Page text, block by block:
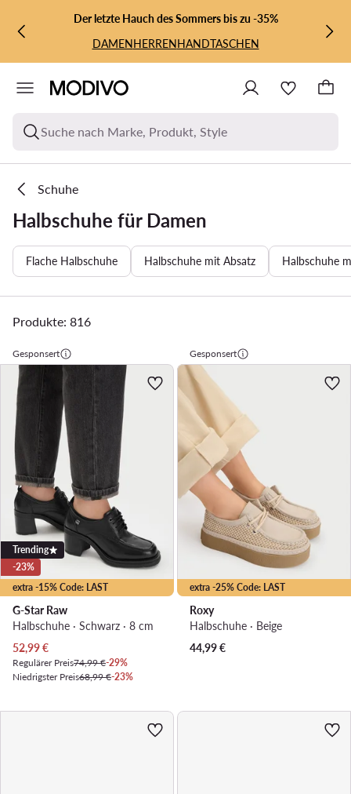
ZUM HAUPTINHALT SPRINGEN
ZUR SUCHEDer letzte Hauch des Sommers bis zu -35%
DAMENHERRENHANDTASCHEN
Suche nach Marke, Produkt, Style
Schuhe
Halbschuhe für Damen
Flache Halbschuhe Halbschuhe mit Absatz Halbschuhe
Produkte: 816
Gesponsert
extra -15% Code: LAST
Trending
-23%
G-Star Raw
Halbschuhe · Schwarz · 8 cm
Aktueller Preis
52,99€
Regulärer Preis74,99 €-29%
Niedrigster Preis68,99 €-23%
Gesponsert
extra -25% Code: LAST
Roxy
Halbschuhe · Beige
44,99€